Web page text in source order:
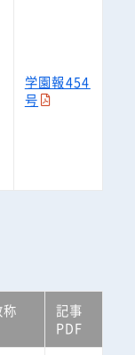
学園報454
号
記事
PDF